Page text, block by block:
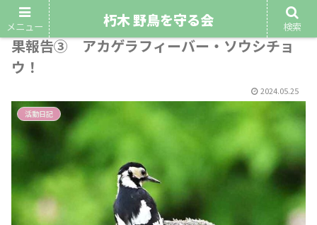
令和6年5月19日（日）第2回野鳥観察会・結
果報告③ アカゲラフィーバー・ソウシチョ
ウ！
2024.05.25
活動日記
メニュー 朽木 野鳥を守る会 検索